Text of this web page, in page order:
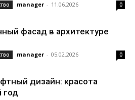
manager - 11.06.2026 0
фасад в архитектуре
manager - 05.02.2026 0
дизайн: красота
год